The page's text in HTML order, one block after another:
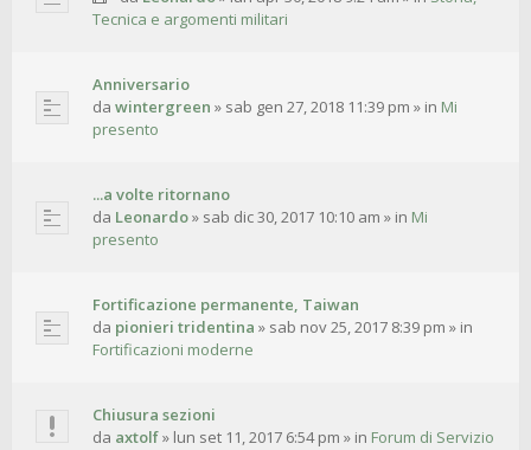
Tecnica e argomenti militari
Anniversario
da wintergreen » sab gen 27, 2018 11:39 pm » in Mi
presento
...a volte ritornano
da Leonardo» sab dic 30, 2017 10:10 am » in Mi
presento
Fortificazione permanente, Taiwan
da pionieri tridentina » sab nov 25, 2017 8:39 pm » in
Fortificazioni moderne
Chiusura sezioni
da axtolf» lun set 11, 2017 6:54 pm » in Forum di Servizio